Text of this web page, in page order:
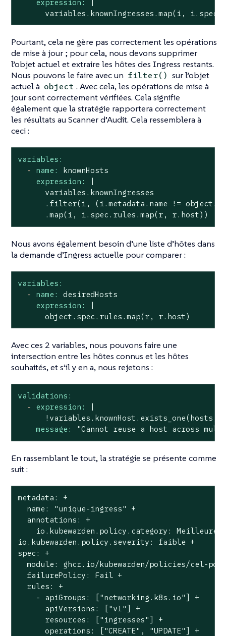
expression:
variables.knownIngresses.map(i,
Pourtant, cela ne gère pas correctement les opérations
de mise à jour ; pour cela, nous devons supprimer
l’objet actuel et extraire les hôtes des Ingress restants.
Nous pouvons le faire avec un filter() sur l’objet
actuel à object . Avec cela, les opérations de mise à
jour sont correctement vérifiées. Cela signifie
également que la stratégie rapportera correctement
les résultats au Scanner d’Audit. Cela ressemblera à
ceci :
variables:
-
name:
knownHosts
expression:
      variables.knownIngresses
.filter(i, (i.metadata.name !=
      .map(i, i.spec.rules.map(r, r.host))
Nous avons également besoin d’une liste d’hôtes dans
la demande d’Ingress actuelle pour comparer :
variables:
-
name:
desiredHosts
expression:
|
object.spec.rules.map(r,
r.host)
Avec ces 2 variables, nous pouvons faire une
intersection entre les hôtes connus et les hôtes
souhaités, et s’il y en a, nous rejetons :
validations:
-
expression:
message: "Cannot reuse a host across
En rassemblant le tout, la stratégie se présente comme
suit :
metadata: +
  name: "unique-ingress" +
  annotations: +
io.kubewarden.policy.category: Meilleures
io.kubewarden.policy.severity: faible +
spec: +
module: ghcr.io/kubewarden/policies/cel-
  failurePolicy: Fail +
  rules: +
    - apiGroups: ["networking.k8s.io"] +
      apiVersions: ["v1"] +
      resources: ["ingresses"] +
      operations: ["CREATE", "UPDATE"] +